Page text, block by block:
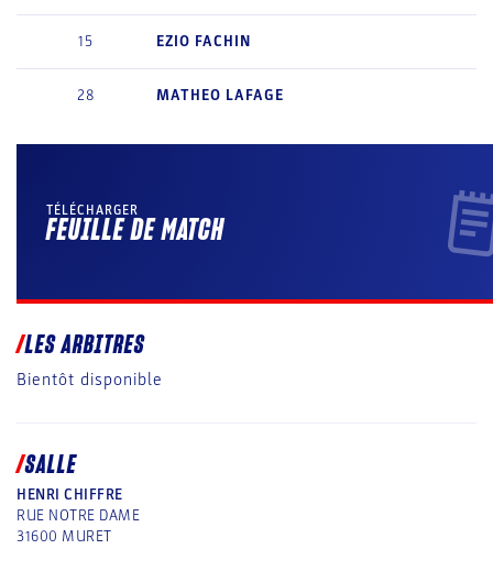
15 EZIO FACHIN
28 MATHEO LAFAGE
TÉLÉCHARGER
FEUILLE DE MATCH
LES ARBITRES
Bientôt disponible
SALLE
HENRI CHIFFRE
RUE NOTRE DAME
31600 MURET